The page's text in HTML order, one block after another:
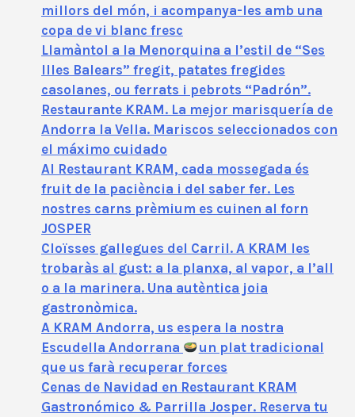
millors del món, i acompanya-les amb una
copa de vi blanc fresc
Llamàntol a la Menorquina a l’estil de “Ses
Illes Balears” fregit, patates fregides
casolanes, ou ferrats i pebrots “Padrón”.
Restaurante KRAM. La mejor marisquería de
Andorra la Vella. Mariscos seleccionados con
el máximo cuidado
Al Restaurant KRAM, cada mossegada és
fruit de la paciència i del saber fer. Les
nostres carns prèmium es cuinen al forn
JOSPER
Cloïsses gallegues del Carril. A KRAM les
trobaràs al gust: a la planxa, al vapor, a l’all
o a la marinera. Una autèntica joia
gastronòmica.
A KRAM Andorra, us espera la nostra
Escudella Andorrana
un plat tradicional
que us farà recuperar forces
Cenas de Navidad en Restaurant KRAM
Gastronómico & Parrilla Josper. Reserva tu